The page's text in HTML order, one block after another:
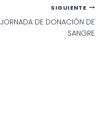
IGARZÁBAL
IGARZÁBALSIGUIENTE
JORNADA DE DONACIÓN DE
SANGRE